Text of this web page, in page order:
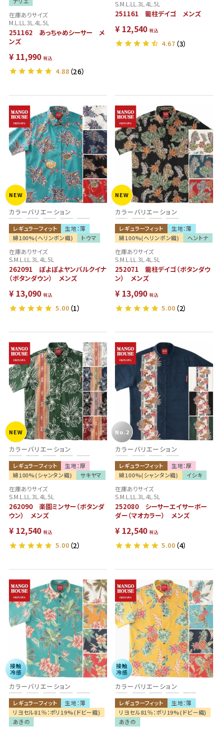
在庫ありサイズ
M.L.LL.3L.4L.5L
251162 あっちゃめシーサー メ
ンズ
¥ 11,990 税込
4.88 （26）
S.M.L.LL.3L.4L.5L
251161 龍柱デイゴ メンズ
¥ 12,540 税込
4.67 （3）
カラーバリエーション
レギュラーフィット
生地：薄
綿100%(ヘリンボン織)
トウマ
NEW
在庫ありサイズ
S.M.L.LL.3L.4L.5L
262091 ぽよぽよヤンバルクイナ
（ボタンダウン） メンズ
¥ 13,090 税込
5.00 （1）
カラーバリエーション
レギュラーフィット
生地：薄
綿100%(ヘリンボン織)
ヘントナ
NEW
在庫ありサイズ
S.M.L.LL.3L.4L.5L
252071 龍柱デイゴ（ボタンダウ
ン） メンズ
¥ 13,090 税込
5.00 （2）
カラーバリエーション
レギュラーフィット
生地：厚
綿100%(シャンタン織)
サキヤマ
NEW
在庫ありサイズ
S.M.L.LL.3L.4L.5L
262090 楽園ミンサー（ボタンダ
ウン） メンズ
¥ 12,540 税込
5.00 （2）
カラーバリエーション
レギュラーフィット
生地：厚
綿100%(シャンタン織)
イシキ
NEW
No.2
在庫ありサイズ
S.M.L.LL.3L.4L.5L
252080 シーサーエイサーボー
ダー（マオカラー） メンズ
¥ 12,540 税込
5.00 （4）
カラーバリエーション
レギュラーフィット
生地：薄
リヨセル81％：ポリ19%(ドビー織)
あきの
接触
冷感
カラーバリエーション
レギュラーフィット
生地：薄
リヨセル81％：ポリ19%(ドビー織)
あきの
接触
冷感